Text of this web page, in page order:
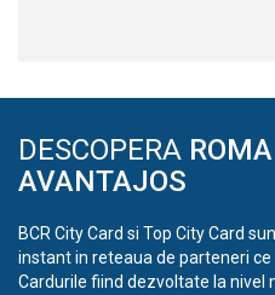
DESCOPERA
AVANTAJOS
BCR City Card si Top City Card
instant in reteaua de parteneri
Cardurile fiind dezvoltate la nivel